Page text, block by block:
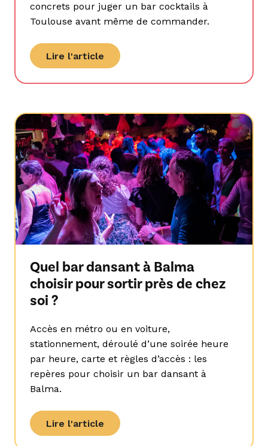
concrets pour juger un bar cocktails à
Toulouse avant même de commander.
Lire l'article
Quel bar dansant à Balma
choisir pour sortir près de chez
soi ?
Accès en métro ou en voiture,
stationnement, déroulé d’une soirée heure
par heure, carte et règles d’accès : les
repères pour choisir un bar dansant à
Balma.
Lire l'article